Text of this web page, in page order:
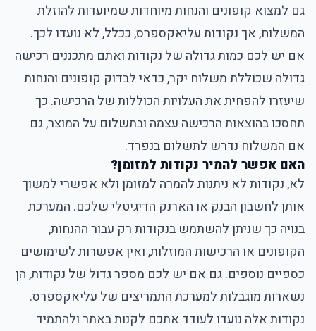
גם למצוא קופונים והנחות מיוחדות שמיועדות להוזלת
המשלוח, אך נקודות עליאקספרס, ככלל, לא נועדו לכך.
אם יש לכם כמות גדולה של נקודות ואתם מתכננים רכישה
גדולה שכוללת משלוח יקר, כדאי לבדוק קופונים והנחות
שיעזרו להפחית את העלויות הכוללות של הרכישה. כך
תחסכו בהוצאות הרכישה עצמה ובתשלום על המוצר, גם
אם המשלוח נדרש לתשלום בנפרד.
האם אפשר להמיר נקודות למזומן?
לא, נקודות לא ניתנות להמרה למזומן ולא אפשרי למשוך
אותן לחשבון הבנק או הארנק הדיגיטלי שלכם. המערכת
בנויה כך שניתן להשתמש בנקודות רק עבור ההנחות,
הקופונים או הרכישות המוזלות, ואין אפשרות לשימושים
כספיים נוספים. גם אם יש לכם מספר גדול של נקודות, הן
נשארות מוגבלות למערכת התמריצים של עליאקספרס.
נקודות אלה נועדו לעודד אתכם לקנות באתר ולהתמיד